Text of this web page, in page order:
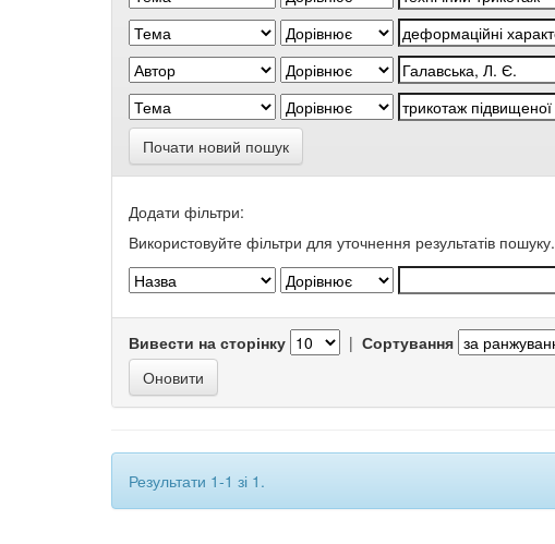
Почати новий пошук
Додати фільтри:
Використовуйте фільтри для уточнення результатів пошуку.
Вивести на сторінку | Сортування
Результати 1-1 зі 1.